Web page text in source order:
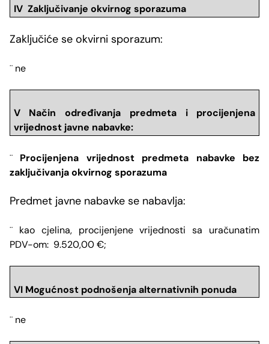
IV Zaključivanje okvirnog sporazuma
Zaključiće se okvirni sporazum:
¨ ne
V Način određivanja predmeta i procijenjena
vrijednost javne nabavke:
¨
Procijenjena vrijednost predmeta nabavke bez
zaključivanja okvirnog sporazuma
Predmet javne nabavke se nabavlja:
¨ kao cjelina,procijenjene vrijednosti sa uračunatim
PDV-om: 9.520,00 €;
VI Mogućnost podnošenja alternativnih ponuda
¨ ne